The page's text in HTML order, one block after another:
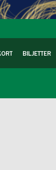
BILJETTER